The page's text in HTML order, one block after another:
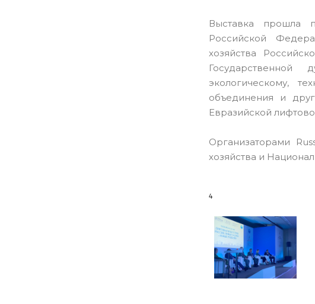
Выставка прошла
Российской
хозяйства
экологическому,
объединения и
Евразийской
Организаторами
хозяйства и
4